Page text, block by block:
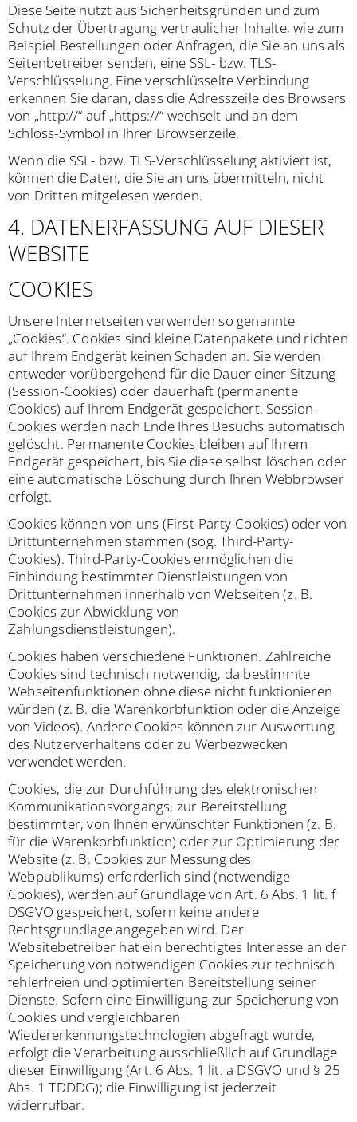
Diese Seite nutzt aus Sicherheitsgründen und zum
Schutz der Übertragung vertraulicher Inhalte, wie zum
Beispiel Bestellungen oder Anfragen, die Sie an uns als
Seitenbetreiber senden, eine SSL- bzw. TLS-
Verschlüsselung. Eine verschlüsselte Verbindung
erkennen Sie daran, dass die Adresszeile des Browsers
von „http://“ auf „https://“ wechselt und an dem
Schloss-Symbol in Ihrer Browserzeile.
Wenn die SSL- bzw. TLS-Verschlüsselung aktiviert ist,
können die Daten, die Sie an uns übermitteln, nicht
von Dritten mitgelesen werden.
4. DATENERFASSUNG AUF DIESER
WEBSITE
COOKIES
Unsere Internetseiten verwenden so genannte
„Cookies“. Cookies sind kleine Datenpakete und richten
auf Ihrem Endgerät keinen Schaden an. Sie werden
entweder vorübergehend für die Dauer einer Sitzung
(Session-Cookies) oder dauerhaft (permanente
Cookies) auf Ihrem Endgerät gespeichert. Session-
Cookies werden nach Ende Ihres Besuchs automatisch
gelöscht. Permanente Cookies bleiben auf Ihrem
Endgerät gespeichert, bis Sie diese selbst löschen oder
eine automatische Löschung durch Ihren Webbrowser
erfolgt.
Cookies können von uns (First-Party-Cookies) oder von
Drittunternehmen stammen (sog. Third-Party-
Cookies). Third-Party-Cookies ermöglichen die
Einbindung bestimmter Dienstleistungen von
Drittunternehmen innerhalb von Webseiten (z. B.
Cookies zur Abwicklung von
Zahlungsdienstleistungen).
Cookies haben verschiedene Funktionen. Zahlreiche
Cookies sind technisch notwendig, da bestimmte
Webseitenfunktionen ohne diese nicht funktionieren
würden (z. B. die Warenkorbfunktion oder die Anzeige
von Videos). Andere Cookies können zur Auswertung
des Nutzerverhaltens oder zu Werbezwecken
verwendet werden.
Cookies, die zur Durchführung des elektronischen
Kommunikationsvorgangs, zur Bereitstellung
bestimmter, von Ihnen erwünschter Funktionen (z. B.
für die Warenkorbfunktion) oder zur Optimierung der
Website (z. B. Cookies zur Messung des
Webpublikums) erforderlich sind (notwendige
Cookies), werden auf Grundlage von Art. 6 Abs. 1 lit. f
DSGVO gespeichert, sofern keine andere
Rechtsgrundlage angegeben wird. Der
Websitebetreiber hat ein berechtigtes Interesse an der
Speicherung von notwendigen Cookies zur technisch
fehlerfreien und optimierten Bereitstellung seiner
Dienste. Sofern eine Einwilligung zur Speicherung von
Cookies und vergleichbaren
Wiedererkennungstechnologien abgefragt wurde,
erfolgt die Verarbeitung ausschließlich auf Grundlage
dieser Einwilligung (Art. 6 Abs. 1 lit. a DSGVO und § 25
Abs. 1 TDDDG); die Einwilligung ist jederzeit
widerrufbar.